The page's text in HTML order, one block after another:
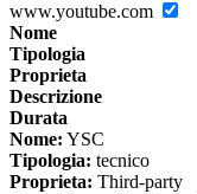
www.youtube.com
Nome
Tipologia
Proprieta
Descrizione
Durata
Nome: YSC
Tipologia: tecnico
Proprieta: Third-party